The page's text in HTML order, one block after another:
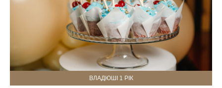
ВЛАДЮШІ 1 РІК